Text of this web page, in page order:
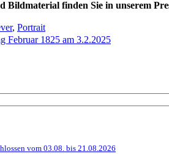
finden Sie in unserem
, Portrait
Februar 1825 am 3.2.2025
vom 03.08. bis 21.08.2026